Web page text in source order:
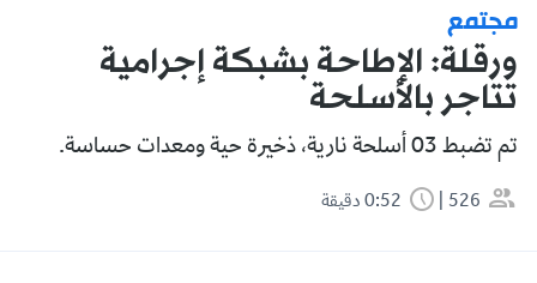
مجتمع
ورقلة: الإطاحة بشبكة إجرامية
تتاجر بالأسلحة
تم تضبط 03 أسلحة نارية، ذخيرة حية ومعدات حساسة.
526